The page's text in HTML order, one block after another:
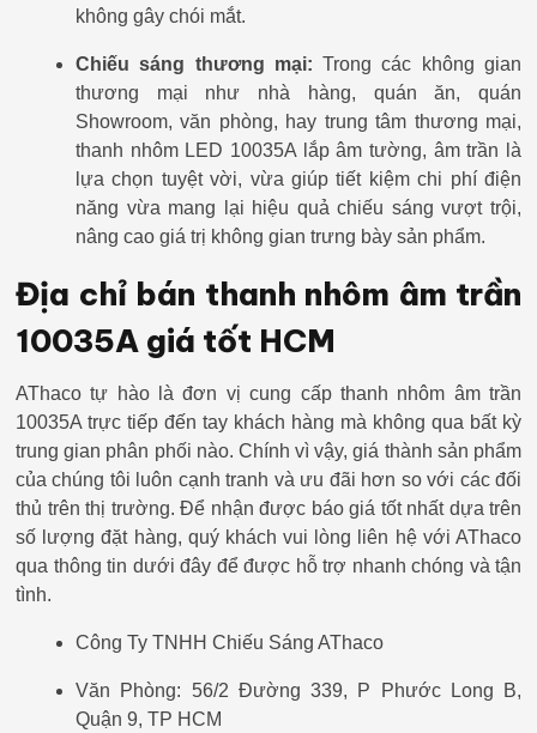
không gây chói mắt.
Chiếu sáng thương mại: Trong các không gian
thương mại như nhà hàng, quán ăn, quán
Showroom, văn phòng, hay trung tâm thương mại,
thanh nhôm LED 10035A lắp âm tường, âm trần là
lựa chọn tuyệt vời, vừa giúp tiết kiệm chi phí điện
năng vừa mang lại hiệu quả chiếu sáng vượt trội,
nâng cao giá trị không gian trưng bày sản phẩm.
Địa chỉ bán thanh nhôm âm trần
10035A giá tốt HCM
AThaco tự hào là đơn vị cung cấp thanh nhôm âm trần
10035A trực tiếp đến tay khách hàng mà không qua bất kỳ
trung gian phân phối nào. Chính vì vậy, giá thành sản phẩm
của chúng tôi luôn cạnh tranh và ưu đãi hơn so với các đối
thủ trên thị trường. Để nhận được báo giá tốt nhất dựa trên
số lượng đặt hàng, quý khách vui lòng liên hệ với AThaco
qua thông tin dưới đây để được hỗ trợ nhanh chóng và tận
tình.
Công Ty TNHH Chiếu Sáng AThaco
Văn Phòng: 56/2 Đường 339, P Phước Long B,
Quận 9, TP HCM